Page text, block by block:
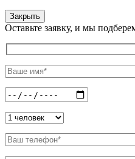
Закрыть
Оставьте заявку, и мы